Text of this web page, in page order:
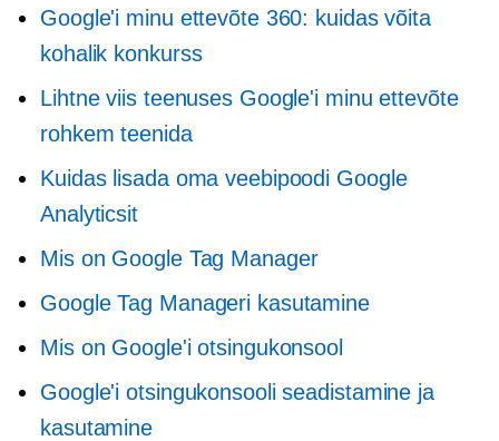
Google'i minu ettevõte 360: kuidas võita
kohalik konkurss
Lihtne viis teenuses Google'i minu ettevõte
rohkem teenida
Kuidas lisada oma veebipoodi Google
Analyticsit
Mis on Google Tag Manager
Google Tag Manageri kasutamine
Mis on Google'i otsingukonsool
Google'i otsingukonsooli seadistamine ja
kasutamine